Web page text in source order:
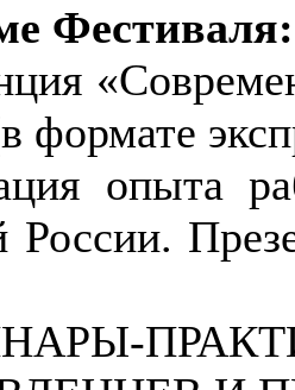
Фестиваля:
формате
опыта
России.